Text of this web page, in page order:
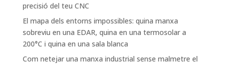
precisió del teu CNC
El mapa dels entorns impossibles: quina manxa
sobreviu en una EDAR, quina en una termosolar a
200°C i quina en una sala blanca
Com netejar una manxa industrial sense malmetre el